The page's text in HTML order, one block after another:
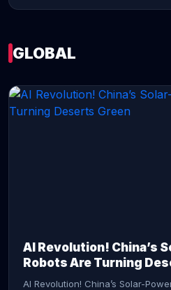
GLOBAL
AI Revolution! China’s
Robots Are Turning
AI Revolution! China’s Solar-